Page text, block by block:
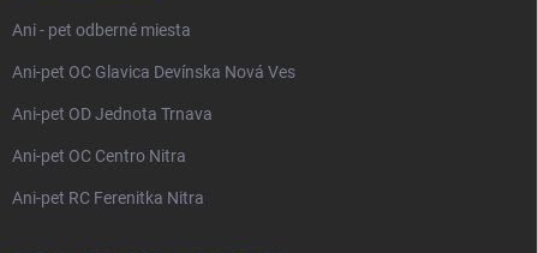
Ani - pet odberné miesta
Ani-pet OC Glavica Devínska Nová Ves
Ani-pet OD Jednota Trnava
Ani-pet OC Centro Nitra
Ani-pet RC Ferenitka Nitra